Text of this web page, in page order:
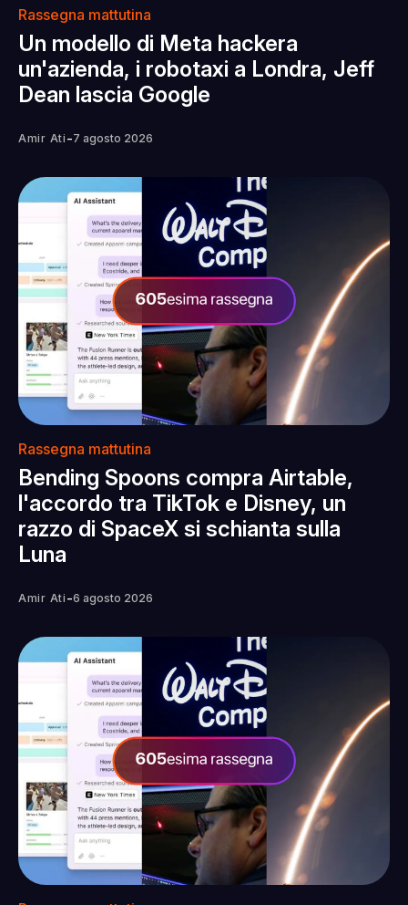
Rassegna mattutina
Un modello di Meta hackera
un'azienda, i robotaxi a Londra, Jeff
Dean lascia Google
Amir Ati -7 agosto 2026
Rassegna mattutina
Bending Spoons compra Airtable,
l'accordo tra TikTok e Disney, un
razzo di SpaceX si schianta sulla
Luna
Amir Ati -6 agosto 2026